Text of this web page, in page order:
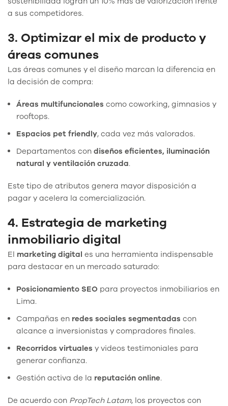
a sus competidores.
3. Optimizar el mix de producto y
áreas comunes
Las áreas comunes y el diseño marcan la diferencia en
la decisión de compra:
Áreas multifuncionales como coworking, gimnasios y
rooftops.
Espacios pet friendly, cada vez más valorados.
Departamentos con diseños eficientes, iluminación
natural y ventilación cruzada.
Este tipo de atributos genera mayor disposición a
pagar y acelera la comercialización.
4. Estrategia de marketing
inmobiliario digital
El marketing digital es una herramienta indispensable
para destacar en un mercado saturado:
Posicionamiento SEO para proyectos inmobiliarios en
Lima.
Campañas en redes sociales segmentadas con
alcance a inversionistas y compradores finales.
Recorridos virtuales y videos testimoniales para
generar confianza.
Gestión activa de la reputación online.
De acuerdo con PropTech Latam, los proyectos con